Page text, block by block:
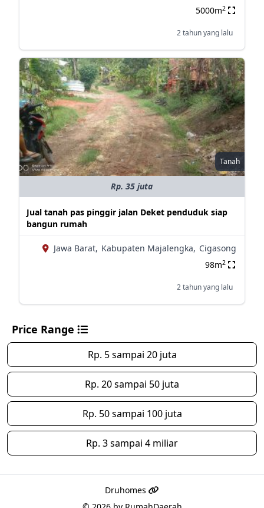
5000m2
2 tahun yang lalu
Tanah
Rp. 35 juta
Jual tanah pas pinggir jalan Deket penduduk siap
bangun rumah
Jawa Barat, Kabupaten Majalengka, Cigasong
98m2
2 tahun yang lalu
Price Range
Rp. 5 sampai 20 juta
Rp. 20 sampai 50 juta
Rp. 50 sampai 100 juta
Rp. 3 sampai 4 miliar
Druhomes